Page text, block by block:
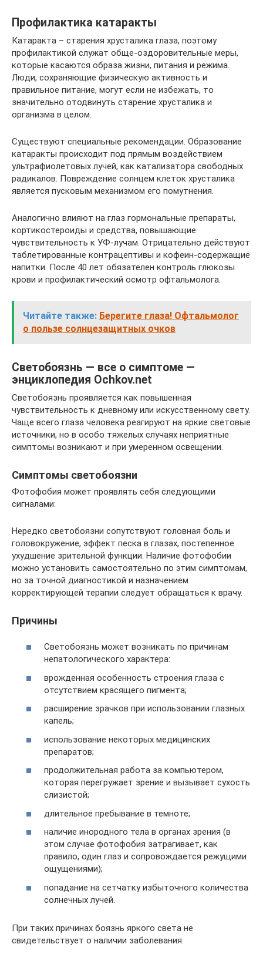
Профилактика катаракты
Катаракта – старения хрусталика глаза, поэтому
профилактикой служат обще-оздоровительные меры,
которые касаются образа жизни, питания и режима.
Люди, сохраняющие физическую активность и
правильное питание, могут если не избежать, то
значительно отодвинуть старение хрусталика и
организма в целом.
Существуют специальные рекомендации. Образование
катаракты происходит под прямым воздействием
ультрафиолетовых лучей, как катализатора свободных
радикалов. Повреждение солнцем клеток хрусталика
является пусковым механизмом его помутнения.
Аналогично влияют на глаз гормональные препараты,
кортикостероиды и средства, повышающие
чувствительность к УФ-лучам. Отрицательно действуют
таблетированные контрацептивы и кофеин-содержащие
напитки. После 40 лет обязателен контроль глюкозы
крови и профилактический осмотр офтальмолога.
Читайте также: Берегите глаза! Офтальмолог
о пользе солнцезащитных очков
Светобоязнь — все о симптоме —
энциклопедия Ochkov.net
Светобоязнь проявляется как повышенная
чувствительность к дневному или искусственному свету.
Чаще всего глаза человека реагируют на яркие световые
источники, но в особо тяжелых случаях неприятные
симптомы возникают и при умеренном освещении.
Симптомы светобоязни
Фотофобия может проявлять себя следующими
сигналами:
Нередко светобоязни сопутствуют головная боль и
головокружение, эффект песка в глазах, постепенное
ухудшение зрительной функции. Наличие фотофобии
можно установить самостоятельно по этим симптомам,
но за точной диагностикой и назначением
корректирующей терапии следует обращаться к врачу.
Причины
Светобоязнь может возникать по причинам
непатологического характера:
врожденная особенность строения глаза с
отсутствием красящего пигмента;
расширение зрачков при использовании глазных
капель;
использование некоторых медицинских
препаратов;
продолжительная работа за компьютером,
которая перегружает зрение и вызывает сухость
слизистой;
длительное пребывание в темноте;
наличие инородного тела в органах зрения (в
этом случае фотофобия затрагивает, как
правило, один глаз и сопровождается режущими
ощущениями);
попадание на сетчатку избыточного количества
солнечных лучей.
При таких причинах боязнь яркого света не
свидетельствует о наличии заболевания.